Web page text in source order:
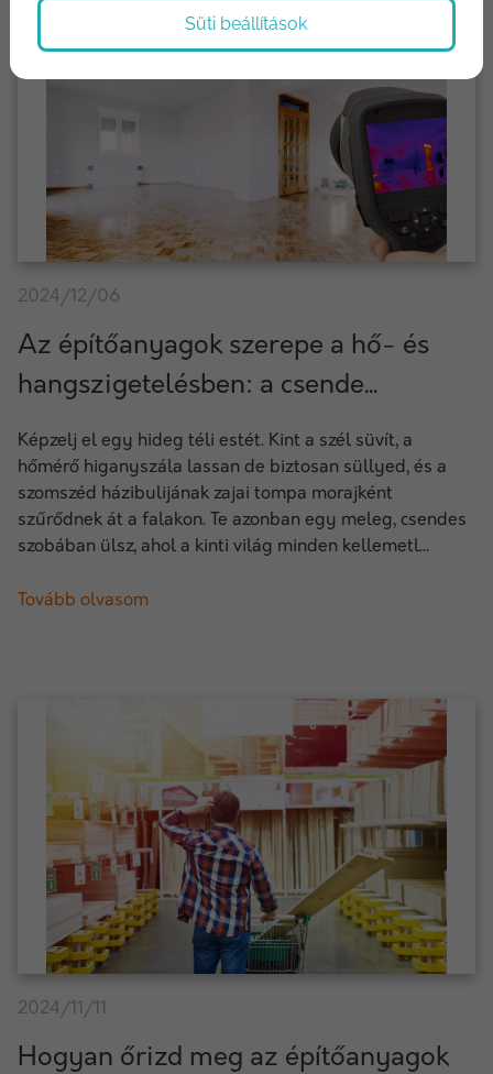
2024/12/06
Az építőanyagok szerepe a hő- és
hangszigetelésben: a csende...
Képzelj el egy hideg téli estét. Kint a szél süvít, a
hőmérő higanyszála lassan de biztosan süllyed, és a
szomszéd házibulijának zajai tompa morajként
szűrődnek át a falakon. Te azonban egy meleg, csendes
szobában ülsz, ahol a kinti világ minden kellemetl...
Tovább olvasom
2024/11/11
Hogyan őrizd meg az építőanyagok
Süti beállítások